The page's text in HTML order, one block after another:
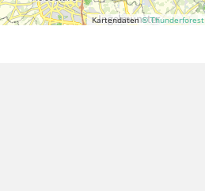
Kartendaten© Thunderforest